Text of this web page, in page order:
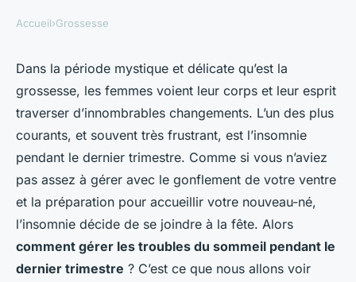
Comment gérer les troubles
du sommeil au cours du
troisième trimestre ?
Lucas•29 février 2024•6 min de lecture
Accueil›Grossesse
Dans la période mystique et délicate qu’est la
grossesse, les femmes voient leur corps et leur esprit
traverser d’innombrables changements. L’un des plus
courants, et souvent très frustrant, est l’insomnie
pendant le dernier trimestre. Comme si vous n’aviez
pas assez à gérer avec le gonflement de votre ventre
et la préparation pour accueillir votre nouveau-né,
l’insomnie décide de se joindre à la fête. Alors
comment gérer les troubles du sommeil pendant le
dernier trimestre ? C’est ce que nous allons voir